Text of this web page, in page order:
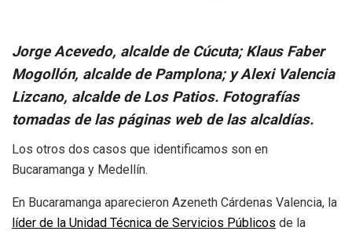
Jorge Acevedo, alcalde de Cúcuta; Klaus Faber
Mogollón, alcalde de Pamplona; y Alexi Valencia
Lizcano, alcalde de Los Patios. Fotografías
tomadas de las páginas web de las alcaldías.
Los otros dos casos que identificamos son en
Bucaramanga y Medellín.
En Bucaramanga aparecieron Azeneth Cárdenas Valencia, la
líder de la Unidad Técnica de Servicios Públicos de la